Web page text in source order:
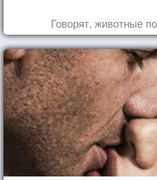
Говорят, животные